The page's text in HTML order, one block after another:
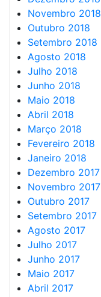
Novembro 2018
Outubro 2018
Setembro 2018
Agosto 2018
Julho 2018
Junho 2018
Maio 2018
Abril 2018
Março 2018
Fevereiro 2018
Janeiro 2018
Dezembro 2017
Novembro 2017
Outubro 2017
Setembro 2017
Agosto 2017
Julho 2017
Junho 2017
Maio 2017
Abril 2017